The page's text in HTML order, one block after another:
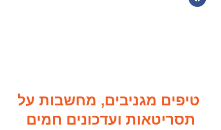
טיפים מגניבים, מחשבות על
תסריטאות ועדכונים חמים